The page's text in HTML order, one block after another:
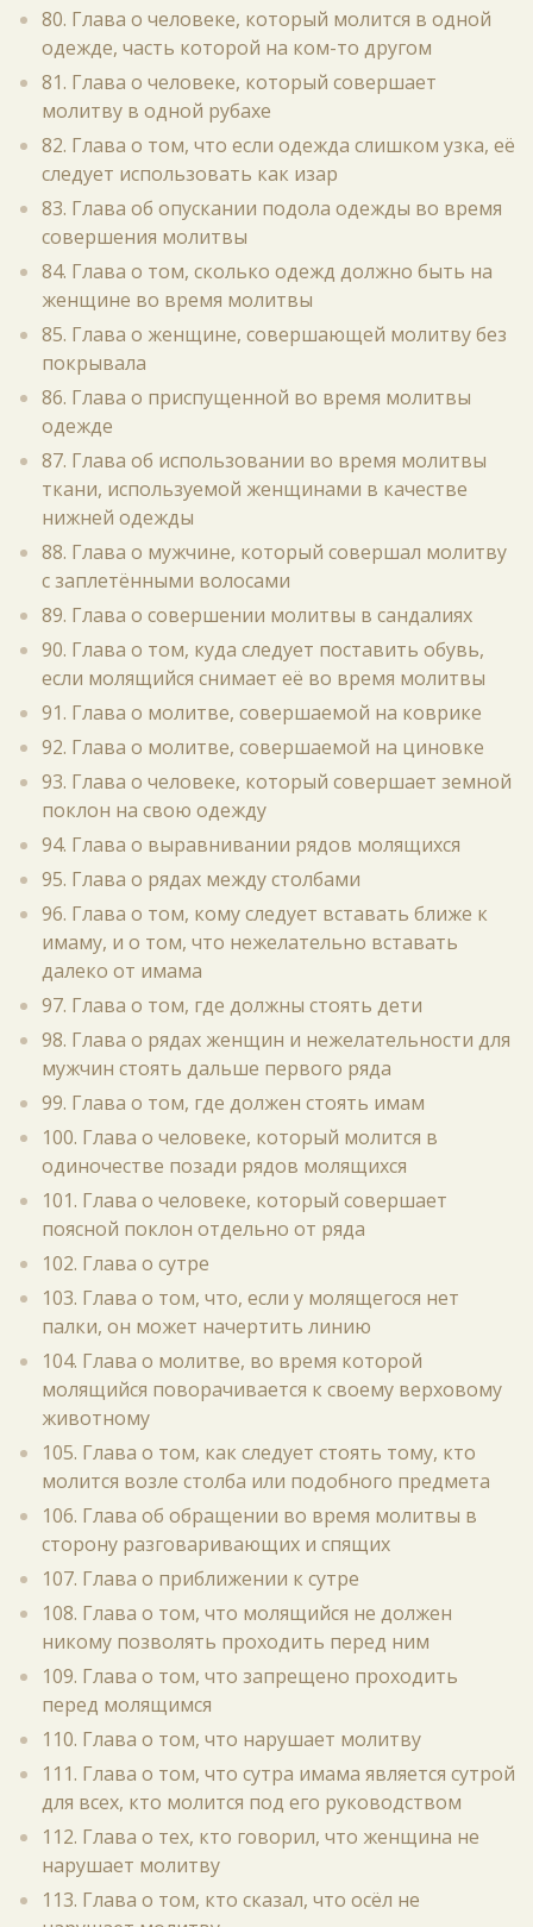
80. Глава о человеке, который молится в одной
одежде, часть которой на ком-то другом
81. Глава о человеке, который совершает
молитву в одной рубахе
82. Глава о том, что если одежда слишком узка, её
следует использовать как изар
83. Глава об опускании подола одежды во время
совершения молитвы
84. Глава о том, сколько одежд должно быть на
женщине во время молитвы
85. Глава о женщине, совершающей молитву без
покрывала
86. Глава о приспущенной во время молитвы
одежде
87. Глава об использовании во время молитвы
ткани, используемой женщинами в качестве
нижней одежды
88. Глава о мужчине, который совершал молитву
с заплетёнными волосами
89. Глава о совершении молитвы в сандалиях
90. Глава о том, куда следует поставить обувь,
если молящийся снимает её во время молитвы
91. Глава о молитве, совершаемой на коврике
92. Глава о молитве, совершаемой на циновке
93. Глава о человеке, который совершает земной
поклон на свою одежду
94. Глава о выравнивании рядов молящихся
95. Глава о рядах между столбами
96. Глава о том, кому следует вставать ближе к
имаму, и о том, что нежелательно вставать
далеко от имама
97. Глава о том, где должны стоять дети
98. Глава о рядах женщин и нежелательности для
мужчин стоять дальше первого ряда
99. Глава о том, где должен стоять имам
100. Глава о человеке, который молится в
одиночестве позади рядов молящихся
101. Глава о человеке, который совершает
поясной поклон отдельно от ряда
102. Глава о сутре
103. Глава о том, что, если у молящегося нет
палки, он может начертить линию
104. Глава о молитве, во время которой
молящийся поворачивается к своему верховому
животному
105. Глава о том, как следует стоять тому, кто
молится возле столба или подобного предмета
106. Глава об обращении во время молитвы в
сторону разговаривающих и спящих
107. Глава о приближении к сутре
108. Глава о том, что молящийся не должен
никому позволять проходить перед ним
109. Глава о том, что запрещено проходить
перед молящимся
110. Глава о том, что нарушает молитву
111. Глава о том, что сутра имама является сутрой
для всех, кто молится под его руководством
112. Глава о тех, кто говорил, что женщина не
нарушает молитву
113. Глава о том, кто сказал, что осёл не